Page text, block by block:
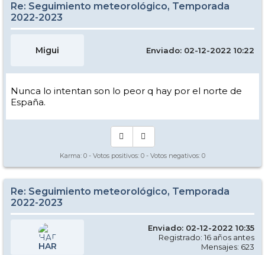
Re: Seguimiento meteorológico, Temporada
2022-2023
Migui Enviado: 02-12-2022 10:22
Nunca lo intentan son lo peor q hay por el norte de
España.
Karma: 0 - Votos positivos: 0 - Votos negativos: 0
Re: Seguimiento meteorológico, Temporada
2022-2023
HAR
Enviado: 02-12-2022 10:35
Registrado: 16 años antes
Mensajes: 623